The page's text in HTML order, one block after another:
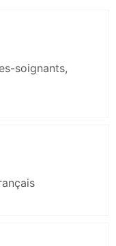
soignants,